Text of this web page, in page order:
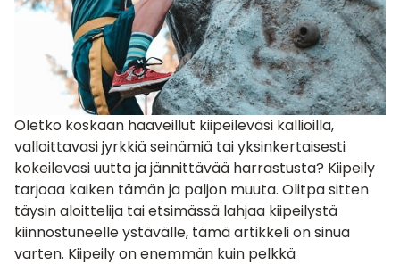
Oletko koskaan haaveillut kiipeileväsi kallioilla,
valloittavasi jyrkkiä seinämiä tai yksinkertaisesti
kokeilevasi uutta ja jännittävää harrastusta? Kiipeily
tarjoaa kaiken tämän ja paljon muuta. Olitpa sitten
täysin aloittelija tai etsimässä lahjaa kiipeilystä
kiinnostuneelle ystävälle, tämä artikkeli on sinua
varten. Kiipeily on enemmän kuin pelkkä